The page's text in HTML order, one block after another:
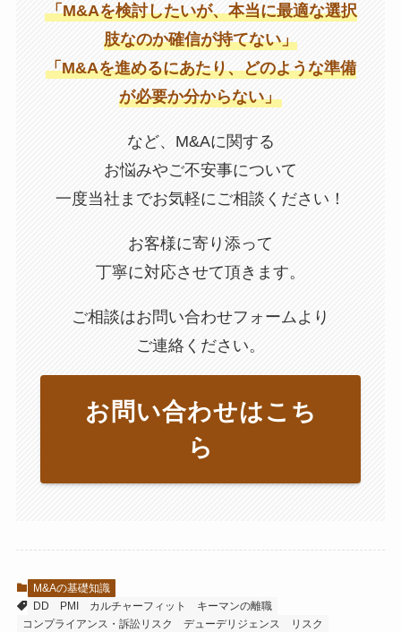
「M&Aを検討したいが、本当に最適な選択
肢なのか確信が持てない」
「M&Aを進めるにあたり、どのような準備
が必要か分からない」
など、M&Aに関する
お悩みやご不安事について
一度当社までお気軽にご相談ください！
お客様に寄り添って
丁寧に対応させて頂きます。
ご相談はお問い合わせフォームより
ご連絡ください。
お問い合わせはこち
ら
M&Aの基礎知識
DD
PMI カルチャーフィット
キーマンの離職
コンプライアンス・訴訟リスク
デューデリジェンス リスク